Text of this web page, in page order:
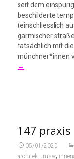
seit dem
beschilderte
(einschliesslich
garmischer
tatsächlich mit
münchner*innen
→
147
05/01/2020
architekturusw,